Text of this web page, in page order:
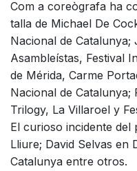
Com a coreògrafa ha
talla de Michael De
Nacional de
Asambleístas, Festival
de Mérida, Carme
Nacional de Catalunya;
Trilogy, La Villaroel y
El curioso incidente del
Lliure; David Selvas en
Catalunya entre otros.